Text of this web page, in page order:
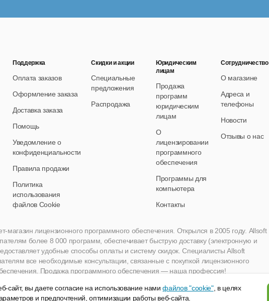
Поддержка
Оплата заказов
Оформление заказа
Доставка заказа
Помощь
Уведомление о
конфиденциальности
Правила продажи
Политика
использования
файлов Cookie
Скидки и акции
Специальные
предложения
Распродажа
Юридическим
лицам
Продажа
программ
юридическим
лицам
О
лицензировании
программного
обеспечения
Программы для
компьютера
Контакты
Сотрудничество
О магазине
Адреса и
телефоны
Новости
Отзывы о нас
магазин лицензионного программного обеспечения. Открылся в 2005 году. Allsoft
более 8 000 программ, обеспечивает быструю доставку (электронную и
удобные способы оплаты и систему скидок. Специалисты Allsoft
все необходимые консультации, связанные с покупкой лицензионного
Продажа программного обеспечения — наша профессия!
сайт, вы даете согласие на использование намифайлов "cookie", в целях
и предпочтений, оптимизации работы веб-сайта.